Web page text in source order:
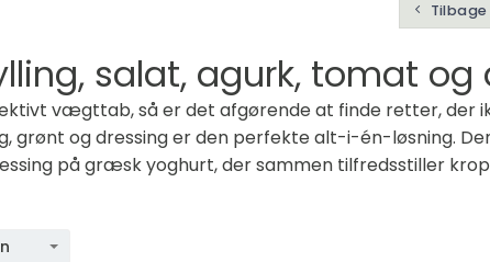
salat, agurk, tomat og
vægttab, så er det afgørende at finde retter, der
grønt og dressing er den perfekte alt-i-én-løsning.
på græsk yoghurt, der sammen tilfredsstiller